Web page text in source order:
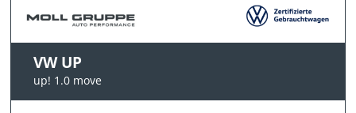
VW UP
up! 1.0 move